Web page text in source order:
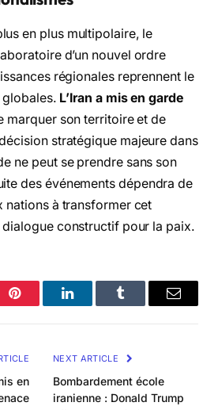
en plus multipolaire, le
d’un nouvel ordre
régionales reprennent le
globales. L’Iran a mis en garde
marquer son territoire et de
stratégique majeure dans
ne peut se prendre sans son
des événements dépendra de
nations à transformer cet
dialogue constructif pour la paix.
Pinterest LinkedInTumblr Email
en
NEXT ARTICLE
Bombardement école
iranienne : Donald Trump